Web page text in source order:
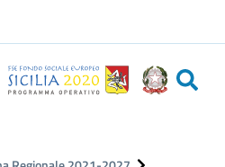
FSE